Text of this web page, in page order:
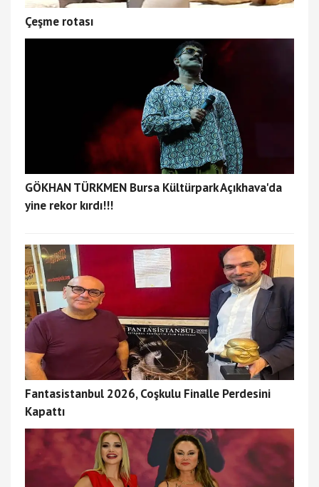
Çeşme rotası
GÖKHAN TÜRKMEN Bursa Kültürpark Açıkhava'da
yine rekor kırdı!!!
Fantasistanbul 2026, Coşkulu Finalle Perdesini
Kapattı